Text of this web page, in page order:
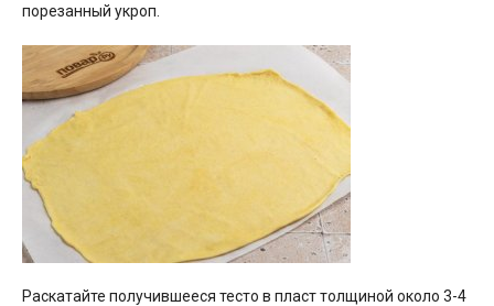
порезанный укроп.
Раскатайте получившееся тесто в пласт толщиной около 3-4